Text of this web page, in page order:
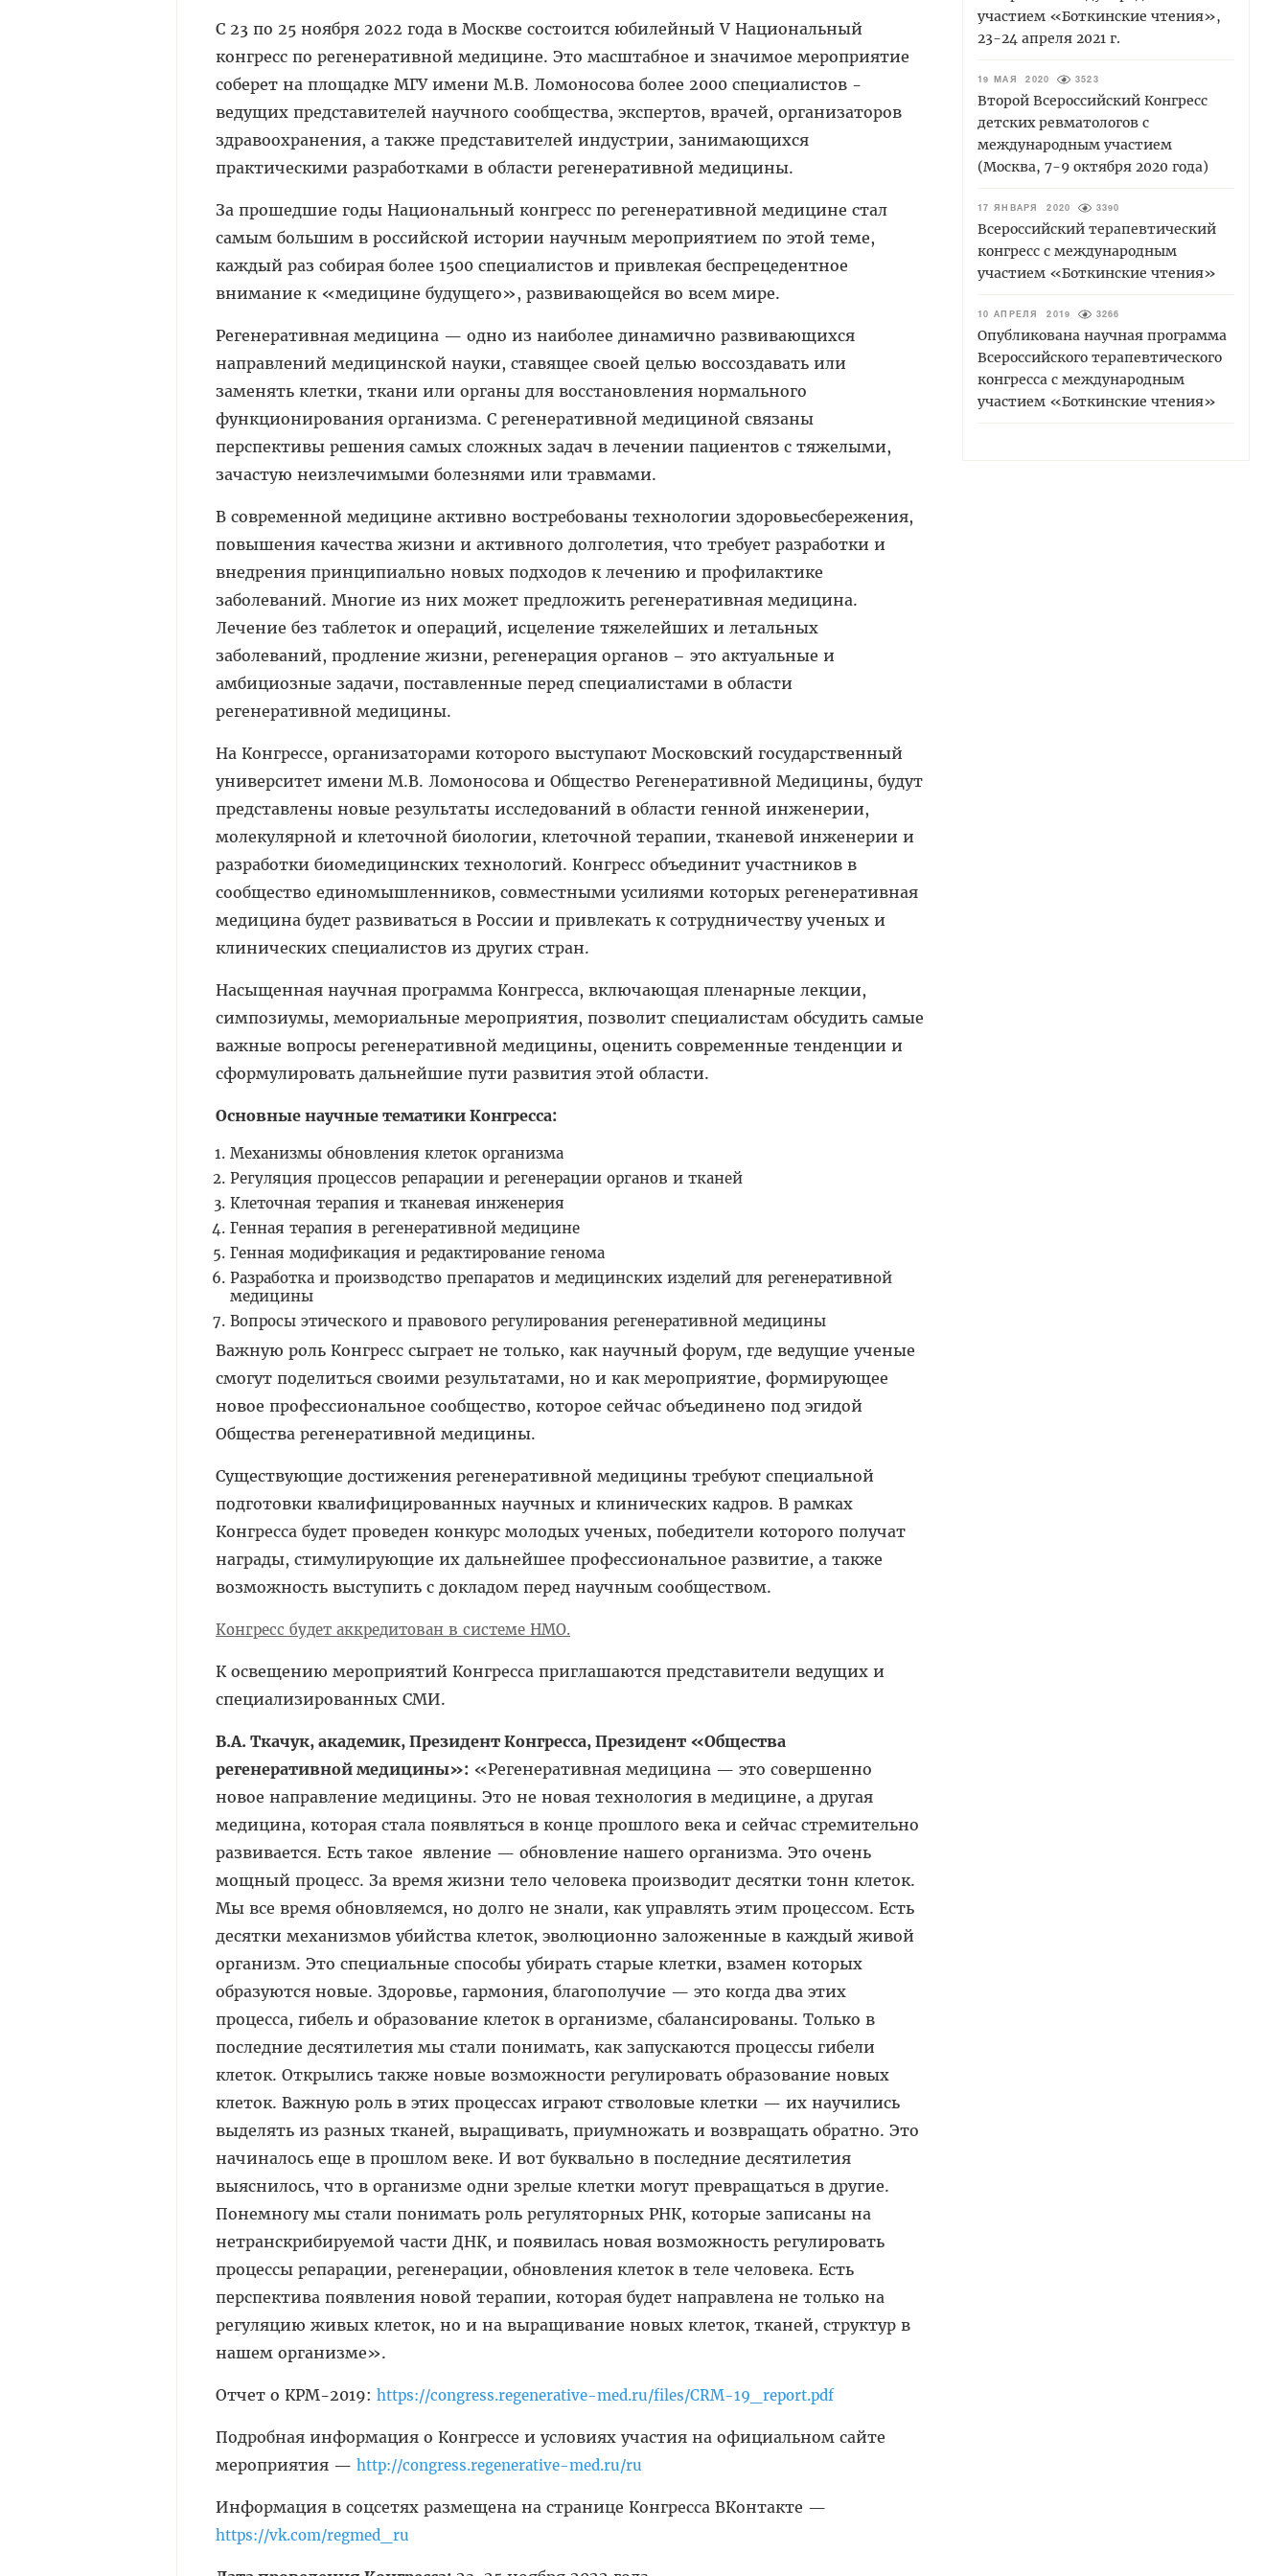
С 23 по 25 ноября 2022 года в Москве состоится юбилейный V Национальный
конгресс по регенеративной медицине. Это масштабное и значимое мероприятие
соберет на площадке МГУ имени М.В. Ломоносова более 2000 специалистов -
ведущих представителей научного сообщества, экспертов, врачей, организаторов
здравоохранения, а также представителей индустрии, занимающихся
практическими разработками в области регенеративной медицины.
За прошедшие годы Национальный конгресс по регенеративной медицине стал
самым большим в российской истории научным мероприятием по этой теме,
каждый раз собирая более 1500 специалистов и привлекая беспрецедентное
внимание к «медицине будущего», развивающейся во всем мире.
Регенеративная медицина — одно из наиболее динамично развивающихся
направлений медицинской науки, ставящее своей целью воссоздавать или
заменять клетки, ткани или органы для восстановления нормального
функционирования организма. С регенеративной медициной связаны
перспективы решения самых сложных задач в лечении пациентов с тяжелыми,
зачастую неизлечимыми болезнями или травмами.
В современной медицине активно востребованы технологии здоровьесбережения,
повышения качества жизни и активного долголетия, что требует разработки и
внедрения принципиально новых подходов к лечению и профилактике
заболеваний. Многие из них может предложить регенеративная медицина.
Лечение без таблеток и операций, исцеление тяжелейших и летальных
заболеваний, продление жизни, регенерация органов – это актуальные и
амбициозные задачи, поставленные перед специалистами в области
регенеративной медицины.
На Конгрессе, организаторами которого выступают Московский государственный
университет имени М.В. Ломоносова и Общество Регенеративной Медицины, будут
представлены новые результаты исследований в области генной инженерии,
молекулярной и клеточной биологии, клеточной терапии, тканевой инженерии и
разработки биомедицинских технологий. Конгресс объединит участников в
сообщество единомышленников, совместными усилиями которых регенеративная
медицина будет развиваться в России и привлекать к сотрудничеству ученых и
клинических специалистов из других стран.
Насыщенная научная программа Конгресса, включающая пленарные лекции,
симпозиумы, мемориальные мероприятия, позволит специалистам обсудить самые
важные вопросы регенеративной медицины, оценить современные тенденции и
сформулировать дальнейшие пути развития этой области.
Основные научные тематики Конгресса:
Механизмы обновления клеток организма
Регуляция процессов репарации и регенерации органов и тканей
Клеточная терапия и тканевая инженерия
Генная терапия в регенеративной медицине
Генная модификация и редактирование генома
Разработка и производство препаратов и медицинских изделий для регенеративной
медицины
Вопросы этического и правового регулирования регенеративной медицины
Важную роль Конгресс сыграет не только, как научный форум, где ведущие ученые
смогут поделиться своими результатами, но и как мероприятие, формирующее
новое профессиональное сообщество, которое сейчас объединено под эгидой
Общества регенеративной медицины.
Существующие достижения регенеративной медицины требуют специальной
подготовки квалифицированных научных и клинических кадров. В рамках
Конгресса будет проведен конкурс молодых ученых, победители которого получат
награды, стимулирующие их дальнейшее профессиональное развитие, а также
возможность выступить с докладом перед научным сообществом.
Конгресс будет аккредитован в системе НМО.
К освещению мероприятий Конгресса приглашаются представители ведущих и
специализированных СМИ.
В.А. Ткачук, академик, Президент Конгресса, Президент «Общества
регенеративной медицины»: «Регенеративная медицина — это совершенно
новое направление медицины. Это не новая технология в медицине, а другая
медицина, которая стала появляться в конце прошлого века и сейчас стремительно
развивается. Есть такое явление — обновление нашего организма. Это очень
мощный процесс. За время жизни тело человека производит десятки тонн клеток.
Мы все время обновляемся, но долго не знали, как управлять этим процессом. Есть
десятки механизмов убийства клеток, эволюционно заложенные в каждый живой
организм. Это специальные способы убирать старые клетки, взамен которых
образуются новые. Здоровье, гармония, благополучие — это когда два этих
процесса, гибель и образование клеток в организме, сбалансированы. Только в
последние десятилетия мы стали понимать, как запускаются процессы гибели
клеток. Открылись также новые возможности регулировать образование новых
клеток. Важную роль в этих процессах играют стволовые клетки — их научились
выделять из разных тканей, выращивать, приумножать и возвращать обратно. Это
начиналось еще в прошлом веке. И вот буквально в последние десятилетия
выяснилось, что в организме одни зрелые клетки могут превращаться в другие.
Понемногу мы стали понимать роль регуляторных РНК, которые записаны на
нетранскрибируемой части ДНК, и появилась новая возможность регулировать
процессы репарации, регенерации, обновления клеток в теле человека. Есть
перспектива появления новой терапии, которая будет направлена не только на
регуляцию живых клеток, но и на выращивание новых клеток, тканей, структур в
нашем организме».
Отчет о КРМ-2019: https://congress.regenerative-med.ru/files/CRM-19_report.pdf
Подробная информация о Конгрессе и условиях участия на официальном сайте
мероприятия — http://congress.regenerative-med.ru/ru
Информация в соцсетях размещена на странице Конгресса ВКонтакте —
https://vk.com/regmed_ru
участием «Боткинские чтения»,
23-24 апреля 2021 г.
19 МАЯ 2020 3523
Второй Всероссийский Конгресс
детских ревматологов с
международным участием
(Москва, 7-9 октября 2020 года)
17 ЯНВАРЯ 2020 3390
Всероссийский терапевтический
конгресс с международным
участием «Боткинские чтения»
10 АПРЕЛЯ 2019 3266
Опубликована научная программа
Всероссийского терапевтического
конгресса с международным
участием «Боткинские чтения»